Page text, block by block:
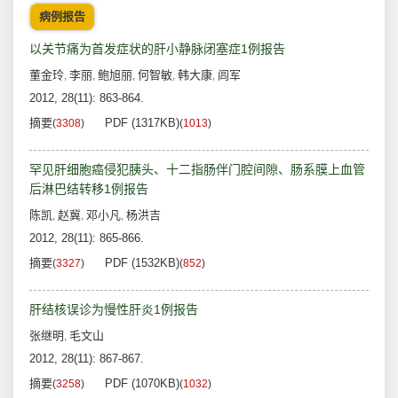
病例报告
以关节痛为首发症状的肝小静脉闭塞症1例报告
董金玲, 李丽, 鲍旭丽, 何智敏, 韩大康, 闾军
2012, 28(11): 863-864.
摘要(3308) PDF (1317KB)(1013)
罕见肝细胞癌侵犯胰头、十二指肠伴门腔间隙、肠系膜上血管
后淋巴结转移1例报告
陈凯, 赵冀, 邓小凡, 杨洪吉
2012, 28(11): 865-866.
摘要(3327) PDF (1532KB)(852)
肝结核误诊为慢性肝炎1例报告
张继明 , 毛文山
2012, 28(11): 867-867.
摘要(3258) PDF (1070KB)(1032)